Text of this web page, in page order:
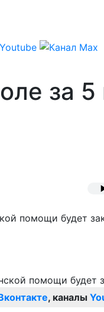
за
помощи будет
, каналы